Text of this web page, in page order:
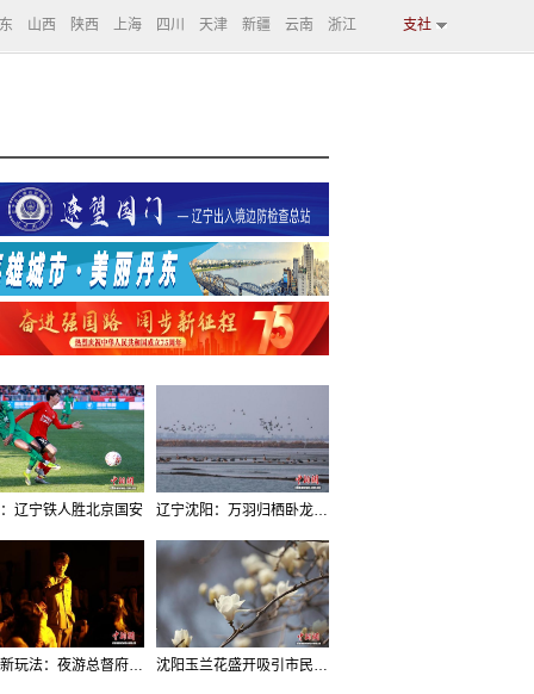
山西 陕西 上海 四川 天津 新疆 云南 浙江 支社
辽宁铁人胜北京国安 辽宁沈阳：万羽归栖卧龙湖看群鸟齐飞
沈阳新玩法：夜游总督府，当一回“赴宴者” 沈阳玉兰花盛开吸引市民打卡